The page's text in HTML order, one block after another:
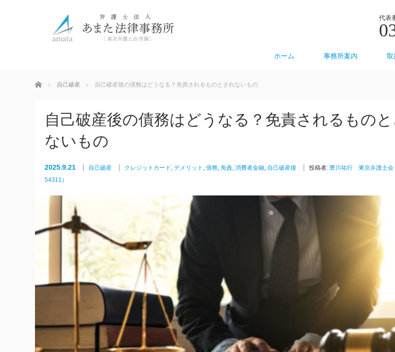
代表
ホーム 事務所案内 取
ホーム 自己破産 自己破産後の債務はどうなる？免責されるものとされないもの
自己破産後の債務はどうなる？免責されるもの
ないもの
2025.9.21 自己破産 クレジットカード, デメリット , 債務, 免責, 消費者金融, 自己破産後 投稿者: 豊川祐行 東京弁護士会
54311）